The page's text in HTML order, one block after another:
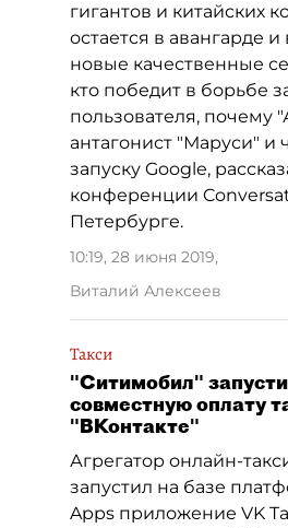
гигантов и китайских
остается в авангарде
новые качественные
кто победит в борьбе
пользователя, почему
антагонист "Маруси" и
запуску Google,
конференции
Петербурге.
10:19, 28 июня 2019,
Виталий Алексеев
Такси
"Ситимобил"
совместную оплату
"ВКонтакте"
Агрегатор онлайн-
запустил на базе
Apps приложение VK